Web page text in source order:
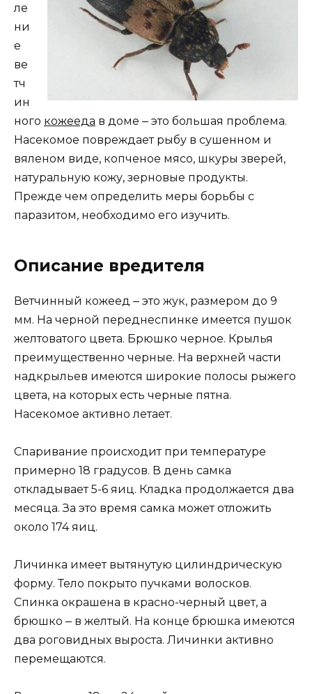
ле
ни
е
ве
тч
ин
ного кожееда в доме ‒ это большая проблема.
Насекомое повреждает рыбу в сушенном и
вяленом виде, копченое мясо, шкуры зверей,
натуральную кожу, зерновые продукты.
Прежде чем определить меры борьбы с
паразитом, необходимо его изучить.
Описание вредителя
Ветчинный кожеед ‒ это жук, размером до 9
мм. На черной переднеспинке имеется пушок
желтоватого цвета. Брюшко черное. Крылья
преимущественно черные. На верхней части
надкрыльев имеются широкие полосы рыжего
цвета, на которых есть черные пятна.
Насекомое активно летает.
Спаривание происходит при температуре
примерно 18 градусов. В день самка
откладывает 5-6 яиц. Кладка продолжается два
месяца. За это время самка может отложить
около 174 яиц.
Личинка имеет вытянутую цилиндрическую
форму. Тело покрыто пучками волосков.
Спинка окрашена в красно-черный цвет, а
брюшко ‒ в желтый. На конце брюшка имеются
два роговидных выроста. Личинки активно
перемещаются.